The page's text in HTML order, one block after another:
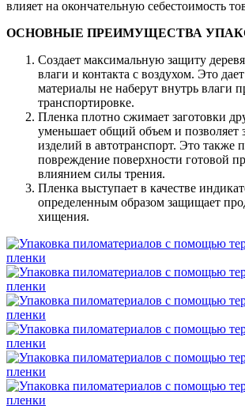
влияет на окончательную себестоимость
ОСНОВНЫЕ ПРЕИМУЩЕСТВА
Создает максимальную защиту
влаги и контакта с воздухом. Это
материалы не наберут внутрь влаги
транспортировке.
Пленка плотно сжимает заготовки
уменьшает общий объем и позволяет
изделий в автотранспорт. Это также
повреждение поверхности готовой
влиянием силы трения.
Пленка выступает в качестве
определенным образом защищает
хищения.